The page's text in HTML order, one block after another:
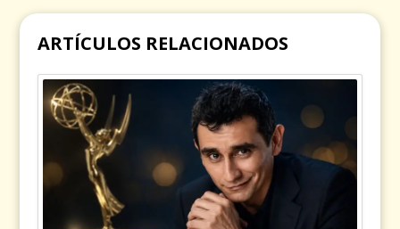
ARTÍCULOS RELACIONADOS